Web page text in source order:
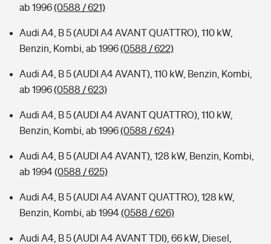
ab 1996(0588 / 621)
Audi A4, B 5 (AUDI A4 AVANT QUATTRO), 110 kW,
Benzin, Kombi, ab 1996(0588 / 622)
Audi A4, B 5 (AUDI A4 AVANT), 110 kW, Benzin, Kombi,
ab 1996(0588 / 623)
Audi A4, B 5 (AUDI A4 AVANT QUATTRO), 110 kW,
Benzin, Kombi, ab 1996(0588 / 624)
Audi A4, B 5 (AUDI A4 AVANT), 128 kW, Benzin, Kombi,
ab 1994(0588 / 625)
Audi A4, B 5 (AUDI A4 AVANT QUATTRO), 128 kW,
Benzin, Kombi, ab 1994(0588 / 626)
Audi A4, B 5 (AUDI A4 AVANT TDI), 66 kW, Diesel,